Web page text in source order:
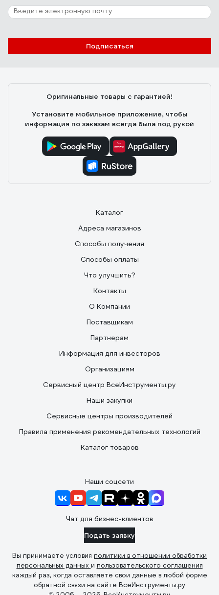
Подписаться
Оригинальные товары с гарантией!
Установите мобильное приложение, чтобы
информация по заказам всегда была под рукой
Каталог
Адреса магазинов
Способы получения
Способы оплаты
Что улучшить?
Контакты
О Компании
Поставщикам
Партнерам
Информация для инвесторов
Организациям
Сервисный центр ВсеИнструменты.ру
Наши закупки
Сервисные центры производителей
Правила применения рекомендательных технологий
Каталог товаров
Наши соцсети
Чат для бизнес-клиентов
Подать заявку
Вы принимаете условия политики в отношении обработки
персональных данных и пользовательского соглашения
каждый раз, когда оставляете свои данные в любой форме
обратной связи на сайте ВсеИнструменты.ру